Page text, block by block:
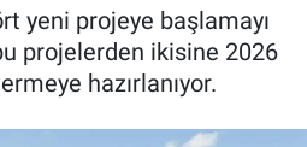
yeni projeye başlamayı
projelerden ikisine 2026
hazırlanıyor.